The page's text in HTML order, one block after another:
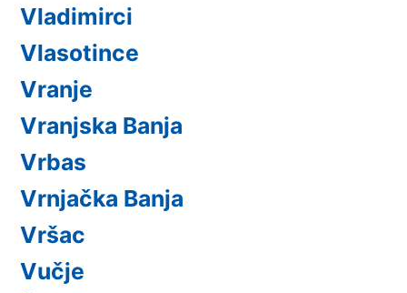
Vladimirci
Vlasotince
Vranje
Vranjska Banja
Vrbas
Vrnjačka Banja
Vršac
Vučje